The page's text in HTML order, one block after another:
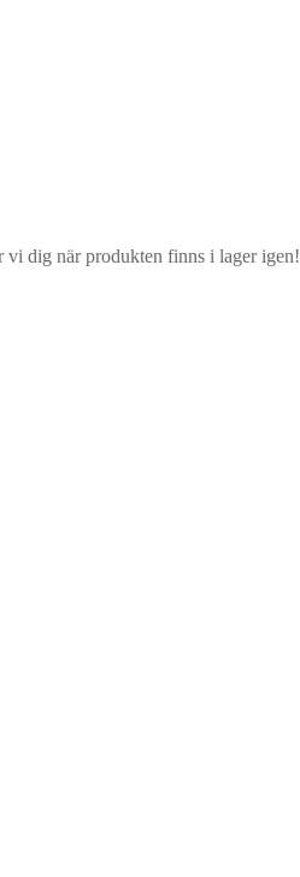
vi dig när produkten finns i lager igen!